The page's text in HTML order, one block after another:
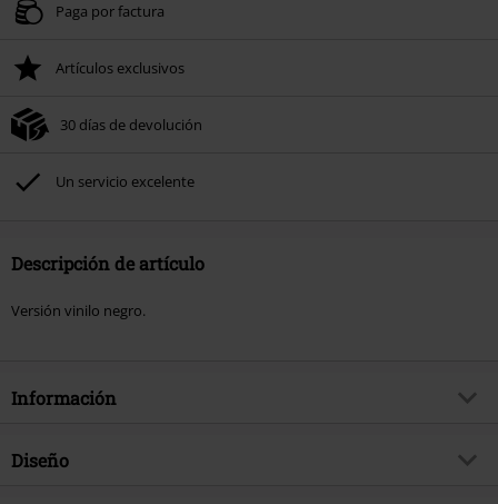
Paga por factura
Artículos exclusivos
30 días de devolución
Un servicio excelente
Descripción de artículo
Versión vinilo negro.
Información
Artículo no.
Diseño